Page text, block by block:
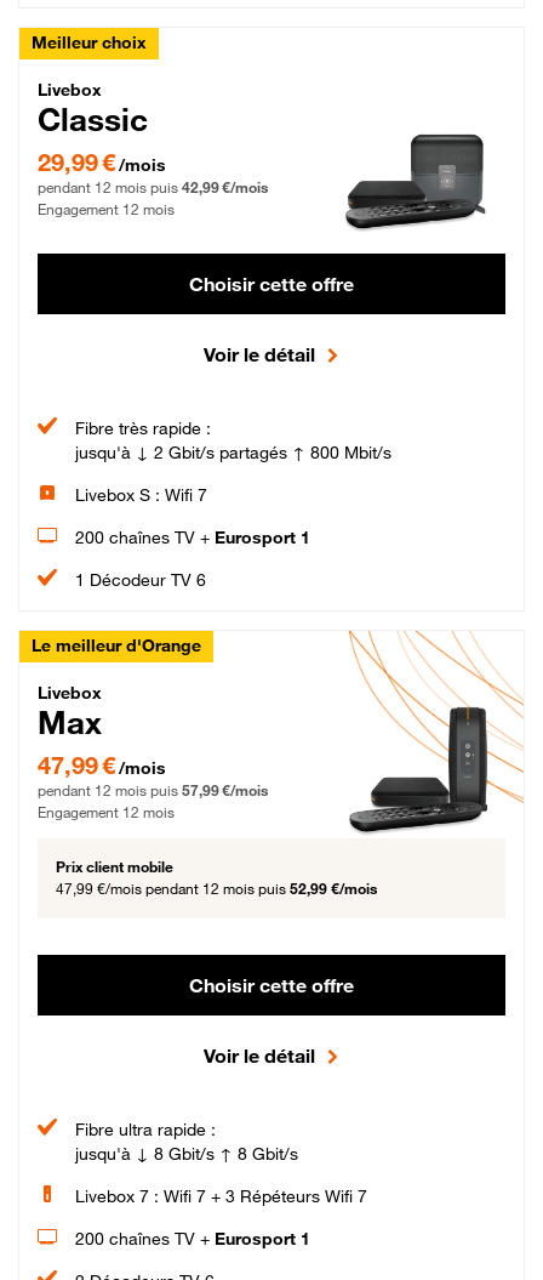
Meilleur choix
Livebox Classic Fibre
Livebox
Classic
29,99 € par mois pendant 12 mois puis 42,99 € par mois, Engagement 12 mois
29,99 €/mois
pendant 12 mois puis 42,99 €/mois
Engagement 12 mois
Choisir cette offre
Voir le détail
Fibre très rapide :
jusqu'à ↓ 2 Gbit/s partagés ↑ 800 Mbit/s
Livebox S : Wifi 7
200 chaînes TV + Eurosport 1
1 Décodeur TV 6
Le meilleur d'Orange
Livebox Max Fibre
Livebox
Max
47,99 € par mois pendant 12 mois puis 57,99 € par mois, Engagement 12 mois
47,99 €/mois
pendant 12 mois puis 57,99 €/mois
Engagement 12 mois
Prix client mobile
47,99 €/mois pendant 12 mois puis 52,99 €/mois
Choisir cette offre
Voir le détail
Fibre ultra rapide :
jusqu'à ↓ 8 Gbit/s ↑ 8 Gbit/s
Livebox 7 : Wifi 7 + 3 Répéteurs Wifi 7
200 chaînes TV + Eurosport 1